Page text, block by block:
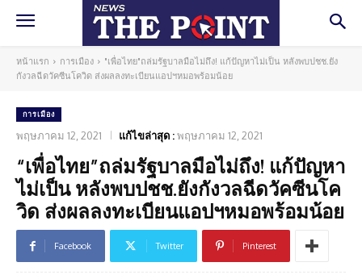
หน้าแรก การเมือง
"เพื่อไทย"ถล่มรัฐบาลมือไม่ถึง! แก้ปัญหาไม่เป็น หลังพบปชช.ยัง
กังวลฉีดวัคซีนโควิด ส่งผลลงทะเบียนแอปฯหมอพร้อมน้อย
การเมือง
พฤษภาคม 12, 2021 แก้ไขล่าสุด :พฤษภาคม 12, 2021
“เพื่อไทย”ถล่มรัฐบาลมือไม่ถึง! แก้ปัญหา
ไม่เป็น หลังพบปชช.ยังกังวลฉีดวัคซีนโค
วิด ส่งผลลงทะเบียนแอปฯหมอพร้อมน้อย
Facebook Twitter Pinterest